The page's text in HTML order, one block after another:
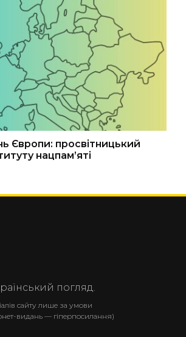
Європи: просвітницький
нацпам’яті
погляд.
сайту лише за умови
видань — гіперпосилання)